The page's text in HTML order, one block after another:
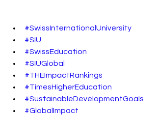
#SwissInternationalUniversity
#SIU
#SwissEducation
#SIUGlobal
#THEImpactRankings
#TimesHigherEducation
#SustainableDevelopmentGoals
#GlobalImpact